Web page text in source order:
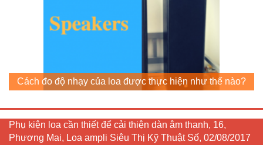
Cách đo độ nhạy của loa được thực hiện như thế nào?
Phụ kiện loa cần thiết để cải thiện dàn âm thanh, 16,
Phương Mai, Loa ampli Siêu Thị Kỹ Thuật Số, 02/08/2017